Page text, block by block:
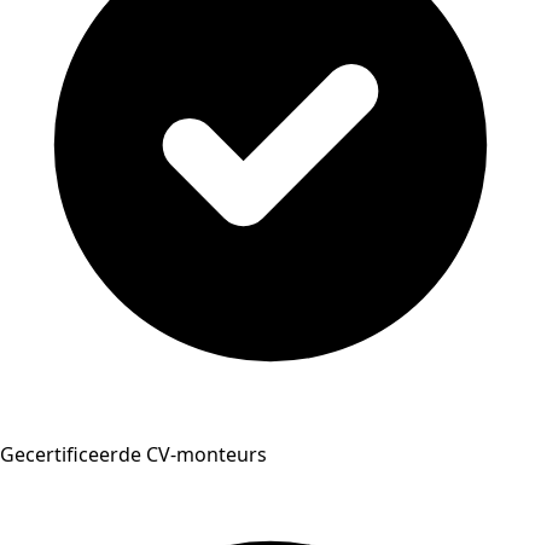
Gecertificeerde CV-monteurs